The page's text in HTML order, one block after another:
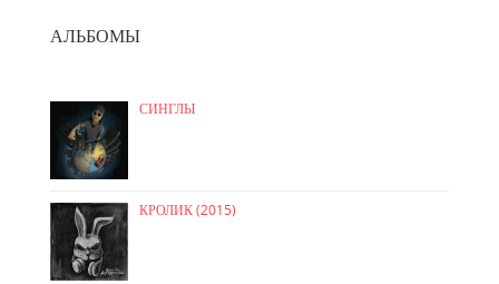
АЛЬБОМЫ
СИНГЛЫ
КРОЛИК (2015)